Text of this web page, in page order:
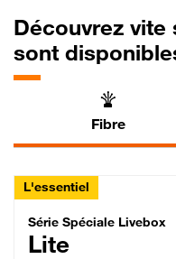
Découvrez vite
sont
Fibre
L'essentiel
Série
Série Spéciale Livebox
Lite